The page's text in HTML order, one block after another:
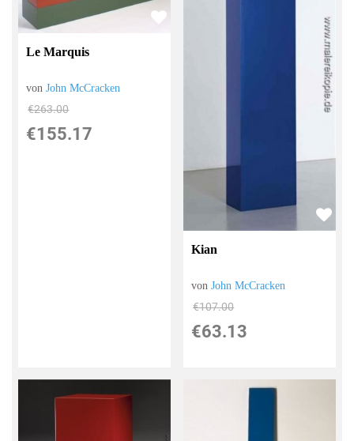
Le Marquis
vonJohn McCracken
€263.00
€155.17
Kian
vonJohn McCracken
€107.00
€63.13